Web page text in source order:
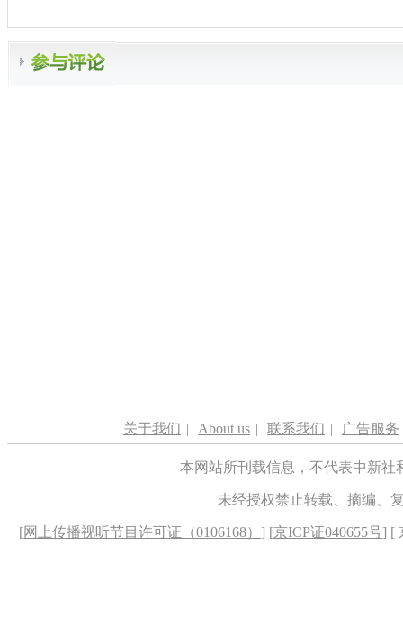
关于我们 | About us | 联系我们 | 广告服务
本网站所刊载信息，不代表中新
未经授权禁止转载、摘编、
[网上传播视听节目许可证（0106168） ] [京ICP证040655号] [